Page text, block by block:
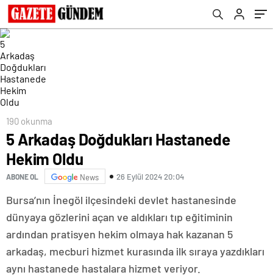
190 okunma
5 Arkadaş Doğdukları Hastanede
Hekim Oldu
ABONE OL News 26 Eylül 2024 20:04
Bursa’nın İnegöl ilçesindeki devlet hastanesinde
dünyaya gözlerini açan ve aldıkları tıp eğitiminin
ardından pratisyen hekim olmaya hak kazanan 5
arkadaş, mecburi hizmet kurasında ilk sıraya yazdıkları
aynı hastanede hastalara hizmet veriyor.